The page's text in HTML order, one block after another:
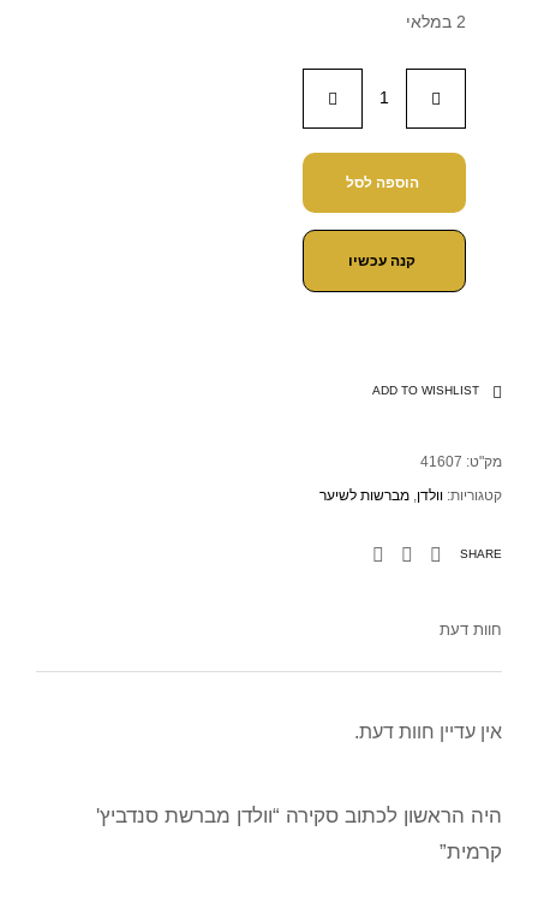
2 במלאי
הוספה לסל
קנה עכשיו
ADD TO WISHLIST
מק"ט: 41607
קטגוריות: וולדן, מברשות לשיער
SHARE
חוות דעת
אין עדיין חוות דעת.
היה הראשון לכתוב סקירה “וולדן מברשת סנדביץ'
קרמית”